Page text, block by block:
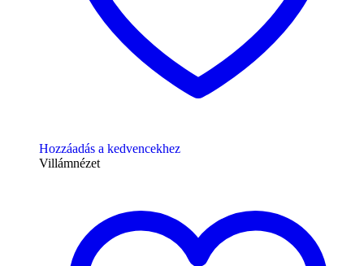
Hozzáadás a kedvencekhez
Villámnézet